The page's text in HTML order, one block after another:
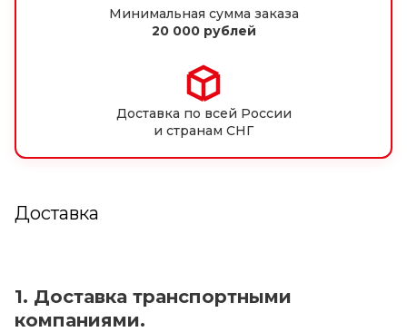
Минимальная сумма заказа
20 000 рублей
Доставка по всей России
и странам СНГ
Доставка
1. Доставка транспортными
компаниями.